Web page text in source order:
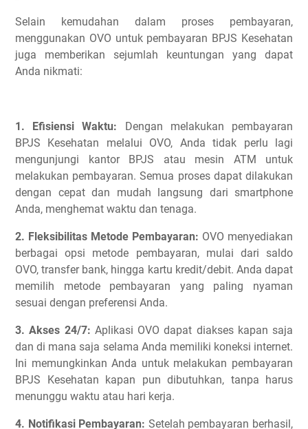
Selain kemudahan dalam proses pembayaran,
menggunakan OVO untuk pembayaran BPJS Kesehatan
juga memberikan sejumlah keuntungan yang dapat
Anda nikmati:
1. Efisiensi Waktu: Dengan melakukan pembayaran
BPJS Kesehatan melalui OVO, Anda tidak perlu lagi
mengunjungi kantor BPJS atau mesin ATM untuk
melakukan pembayaran. Semua proses dapat dilakukan
dengan cepat dan mudah langsung dari smartphone
Anda, menghemat waktu dan tenaga.
2. Fleksibilitas Metode Pembayaran: OVO menyediakan
berbagai opsi metode pembayaran, mulai dari saldo
OVO, transfer bank, hingga kartu kredit/debit. Anda dapat
memilih metode pembayaran yang paling nyaman
sesuai dengan preferensi Anda.
3. Akses 24/7: Aplikasi OVO dapat diakses kapan saja
dan di mana saja selama Anda memiliki koneksi internet.
Ini memungkinkan Anda untuk melakukan pembayaran
BPJS Kesehatan kapan pun dibutuhkan, tanpa harus
menunggu waktu atau hari kerja.
4. Notifikasi Pembayaran: Setelah pembayaran berhasil,